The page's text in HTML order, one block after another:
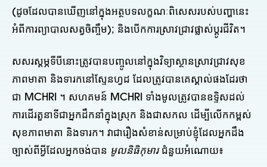
(ដូចដែលបានឃើញនៅក្នុងអត្ថបទលក្ខណៈពិសេសរបស់បញ្ហានេះ
អំពីការព្យាបាលសត្វចិញ្ចឹម); និងបើកការស្រាវជ្រាវផ្លាស់ប្តូរជីវិត។
សសរស្តម្ភទីបីនោះត្រូវបានបញ្ចូលនៅក្នុងវិទ្យាស្ថានស្រាវជ្រាវសុខ
ភាពមាតា និងទារកនៅស្ទែនហ្វដ ដែលត្រូវបានគេស្គាល់ផងដែរថា
ជា MCHRI ។ សហគមន៍ MCHRI ទាំងមូលត្រូវបានឧទ្ទិសដល់
ការដើរតួនាទីជាអ្នកដឹកនាំក្នុងស្រុក និងជាសកល ដើម្បីលើកកម្ពស់
សុខភាពមាតា និងទារក។ វាជារឿងសំខាន់សម្រាប់ខ្ញុំដែលអ្នកដឹង
ច្បាស់ពីអ្វីដែលអ្នកចង់បាន មូលនិធិកុមារជំនួយអំណោយ៖